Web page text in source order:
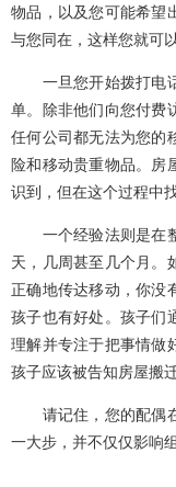
物品，以及您可能希望
与您同在，这样您就可
一旦您开始拨打电话
单。除非他们向您付费
任何公司都无法为您的
险和移动贵重物品。房
识到，但在这个过程中找
一个经验法则是在整
天，几周甚至几个月。
正确地传达移动，你没
孩子也有好处。孩子们
理解并专注于把事情做
孩子应该被告知房屋搬
请记住，您的配偶在
一大步，并不仅仅影响